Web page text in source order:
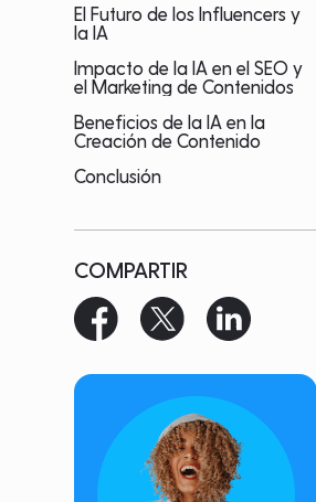
El Futuro de los Influencers y
la IA
Impacto de la IA en el SEO y
el Marketing de Contenidos
Beneficios de la IA en la
Creación de Contenido
Conclusión
COMPARTIR